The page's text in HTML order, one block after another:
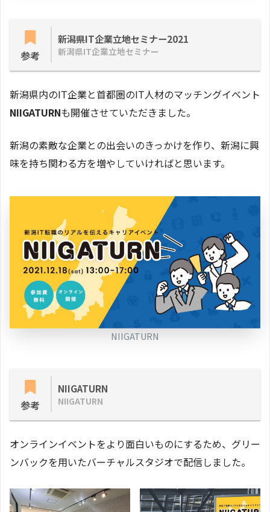
参考
新潟県IT企業立地セミナー2021
新潟県IT企業立地セミナー
新潟県内のIT企業と首都圏のIT人材のマッチングイベント
NIIGATURNも開催させていただきました。
新潟の素敵な企業との出会いのきっかけを作り、新潟に興
味を持ち関わる方を増やしていければと思います。
NIIGATURN
参考
NIIGATURN
NIIGATURN
オンラインイベントをより面白いものにするため、グリー
ンバックを用いたバーチャルスタジオで配信しました。